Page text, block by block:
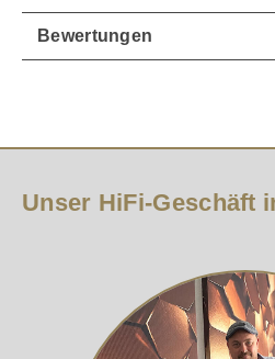
Bewertungen
Unser HiFi-Geschäft